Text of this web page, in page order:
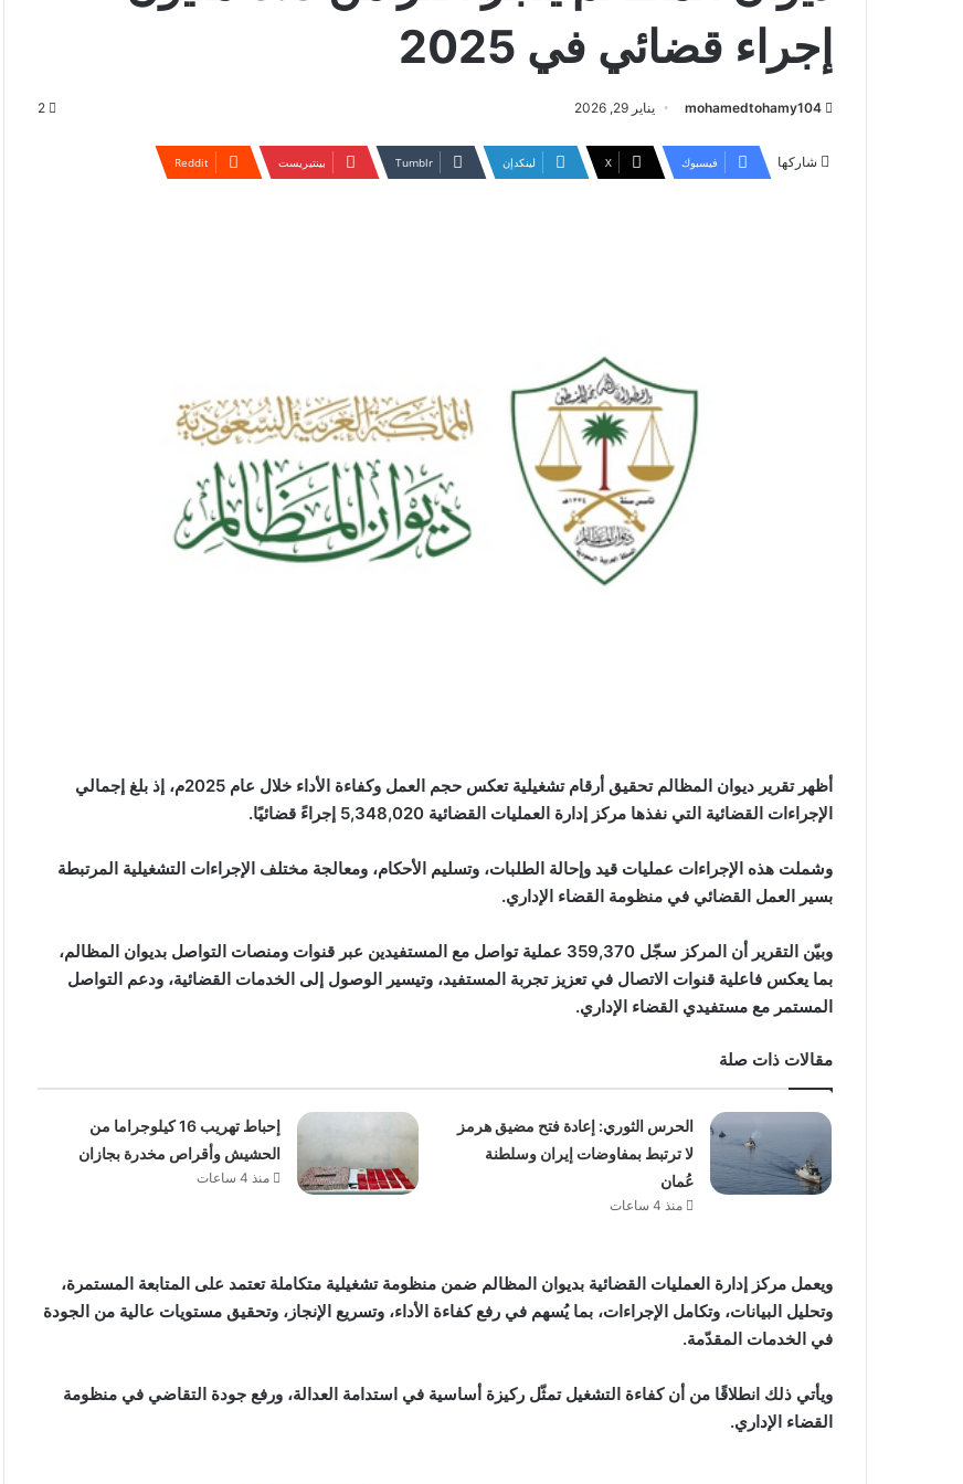
إجراء قضائي في 2025
mohamedtohamy104 يناير 29, 2026 2
شاركها فيسبوك ‫X لينكدإن بينتيريست
أظهر تقرير ديوان المظالم تحقيق أرقام تشغيلية تعكس حجم العمل وكفاءة الأداء خلال عام 2025م، إذ بلغ إجمالي
الإجراءات القضائية التي نفذها مركز إدارة العمليات القضائية 5,348,020 إجراءً قضائيًا.
وشملت هذه الإجراءات عمليات قيد وإحالة الطلبات، وتسليم الأحكام، ومعالجة مختلف الإجراءات التشغيلية المرتبطة
بسير العمل القضائي في منظومة القضاء الإداري.
وبيّن التقرير أن المركز سجّل 359,370 عملية تواصل مع المستفيدين عبر قنوات ومنصات التواصل بديوان المظالم،
بما يعكس فاعلية قنوات الاتصال في تعزيز تجربة المستفيد، وتيسير الوصول إلى الخدمات القضائية، ودعم التواصل
المستمر مع مستفيدي القضاء الإداري.
مقالات ذات صلة
الحرس الثوري: إعادة فتح مضيق هرمز
لا ترتبط بمفاوضات إيران وسلطنة
عُمان
منذ 4 ساعات
إحباط تهريب 16 كيلوجراما من
الحشيش وأقراص مخدرة بجازان
منذ 4 ساعات
ويعمل مركز إدارة العمليات القضائية بديوان المظالم ضمن منظومة تشغيلية متكاملة تعتمد على المتابعة المستمرة،
وتحليل البيانات، وتكامل الإجراءات، بما يُسهم في رفع كفاءة الأداء، وتسريع الإنجاز، وتحقيق مستويات عالية من الجودة
في الخدمات المقدّمة.
ويأتي ذلك انطلاقًا من أن كفاءة التشغيل تمثّل ركيزة أساسية في استدامة العدالة، ورفع جودة التقاضي في منظومة
القضاء الإداري.